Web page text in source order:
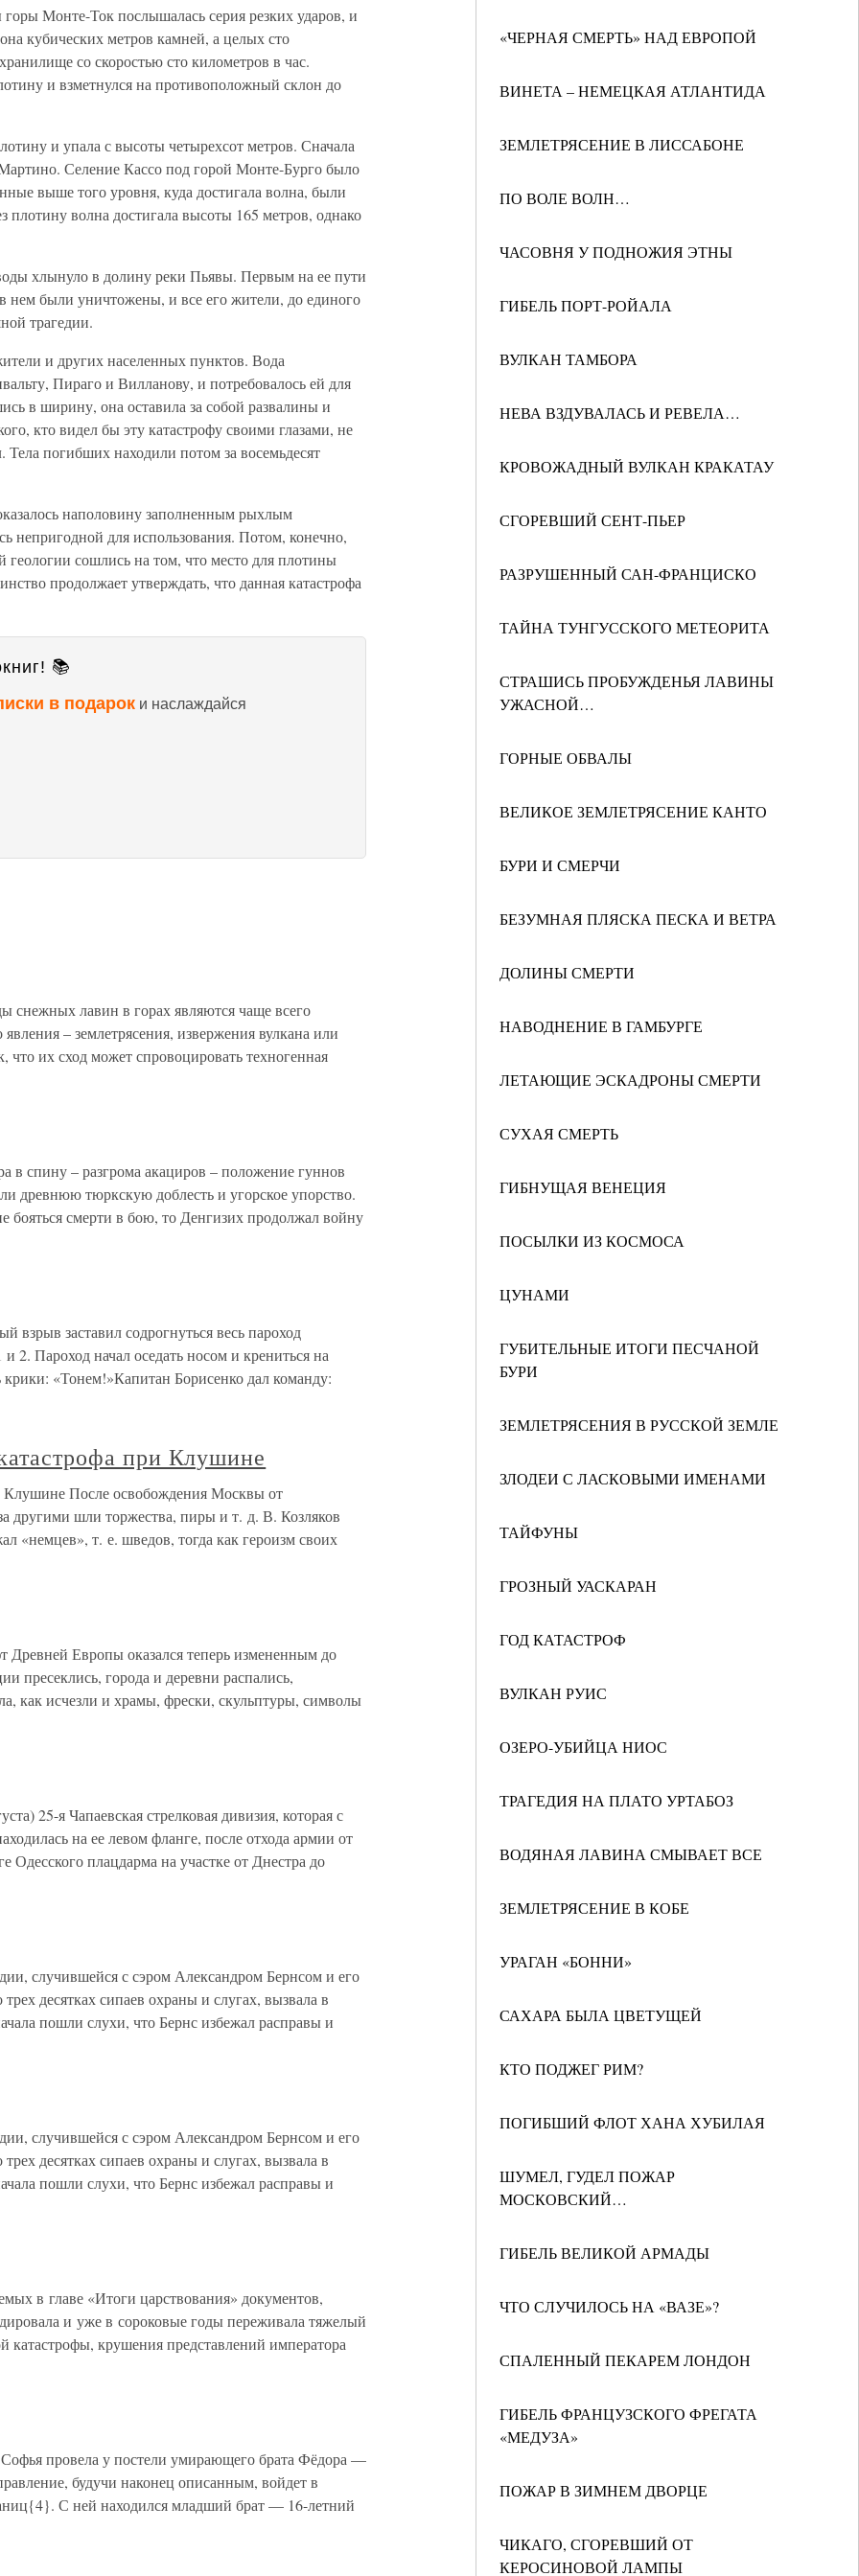
«ЧЕРНАЯ СМЕРТЬ» НАД ЕВРОПОЙ
ВИНЕТА – НЕМЕЦКАЯ АТЛАНТИДА
ЗЕМЛЕТРЯСЕНИЕ В ЛИССАБОНЕ
ПО ВОЛЕ ВОЛН…
ЧАСОВНЯ У ПОДНОЖИЯ ЭТНЫ
ГИБЕЛЬ ПОРТ-РОЙАЛА
ВУЛКАН ТАМБОРА
НЕВА ВЗДУВАЛАСЬ И РЕВЕЛА…
КРОВОЖАДНЫЙ ВУЛКАН КРАКАТАУ
СГОРЕВШИЙ СЕНТ-ПЬЕР
РАЗРУШЕННЫЙ САН-ФРАНЦИСКО
ТАЙНА ТУНГУССКОГО МЕТЕОРИТА
СТРАШИСЬ ПРОБУЖДЕНЬЯ ЛАВИНЫ
УЖАСНОЙ…
ГОРНЫЕ ОБВАЛЫ
ВЕЛИКОЕ ЗЕМЛЕТРЯСЕНИЕ КАНТО
БУРИ И СМЕРЧИ
БЕЗУМНАЯ ПЛЯСКА ПЕСКА И ВЕТРА
ДОЛИНЫ СМЕРТИ
НАВОДНЕНИЕ В ГАМБУРГЕ
ЛЕТАЮЩИЕ ЭСКАДРОНЫ СМЕРТИ
СУХАЯ СМЕРТЬ
ГИБНУЩАЯ ВЕНЕЦИЯ
ПОСЫЛКИ ИЗ КОСМОСА
ЦУНАМИ
ГУБИТЕЛЬНЫЕ ИТОГИ ПЕСЧАНОЙ
БУРИ
ЗЕМЛЕТРЯСЕНИЯ В РУССКОЙ ЗЕМЛЕ
ЗЛОДЕИ С ЛАСКОВЫМИ ИМЕНАМИ
ТАЙФУНЫ
ГРОЗНЫЙ УАСКАРАН
ГОД КАТАСТРОФ
ВУЛКАН РУИС
ОЗЕРО-УБИЙЦА НИОС
ТРАГЕДИЯ НА ПЛАТО УРТАБОЗ
ВОДЯНАЯ ЛАВИНА СМЫВАЕТ ВСЕ
ЗЕМЛЕТРЯСЕНИЕ В КОБЕ
УРАГАН «БОННИ»
САХАРА БЫЛА ЦВЕТУЩЕЙ
КТО ПОДЖЕГ РИМ?
ПОГИБШИЙ ФЛОТ ХАНА ХУБИЛАЯ
ШУМЕЛ, ГУДЕЛ ПОЖАР
МОСКОВСКИЙ…
ГИБЕЛЬ ВЕЛИКОЙ АРМАДЫ
ЧТО СЛУЧИЛОСЬ НА «ВАЗЕ»?
СПАЛЕННЫЙ ПЕКАРЕМ ЛОНДОН
ГИБЕЛЬ ФРАНЦУЗСКОГО ФРЕГАТА
«МЕДУЗА»
ПОЖАР В ЗИМНЕМ ДВОРЦЕ
ЧИКАГО, СГОРЕВШИЙ ОТ
КЕРОСИНОВОЙ ЛАМПЫ
Монте-Ток послышалась серия резких ударов, и
кубических метров камней, а целых сто
со скоростью сто километров в час.
и взметнулся на противоположный склон до
и упала с высоты четырехсот метров. Сначала
Селение Кассо под горой Монте-Бурго было
выше того уровня, куда достигала волна, были
плотину волна достигала высоты 165 метров, однако
хлынуло в долину реки Пьявы. Первым на ее пути
нем были уничтожены, и все его жители, до единого
трагедии.
и других населенных пунктов. Вода
Пираго и Вилланову, и потребовалось ей для
в ширину, она оставила за собой развалины и
кто видел бы эту катастрофу своими глазами, не
погибших находили потом за восемьдесят
наполовину заполненным рыхлым
непригодной для использования. Потом, конечно,
сошлись на том, что место для плотины
продолжает утверждать, что данная катастрофа
📚
в подарок и наслаждайся
снежных лавин в горах являются чаще всего
– землетрясения, извержения вулкана или
их сход может спровоцировать техногенная
спину – разгрома акациров – положение гуннов
древнюю тюркскую доблесть и угорское упорство.
бояться смерти в бою, то Денгизих продолжал войну
взрыв заставил содрогнуться весь пароход
Пароход начал оседать носом и крениться на
«Тонем!»Капитан Борисенко дал команду:
при Клушине
Клушине После освобождения Москвы от
другими шли торжества, пиры и т. д. В. Козляков
«немцев», т. е. шведов, тогда как героизм своих
Древней Европы оказался теперь измененным до
пресеклись, города и деревни распались,
как исчезли и храмы, фрески, скульптуры, символы
25-я Чапаевская стрелковая дивизия, которая с
на ее левом фланге, после отхода армии от
Одесского плацдарма на участке от Днестра до
случившейся с сэром Александром Бернсом и его
десятках сипаев охраны и слугах, вызвала в
пошли слухи, что Бернс избежал расправы и
случившейся с сэром Александром Бернсом и его
десятках сипаев охраны и слугах, вызвала в
пошли слухи, что Бернс избежал расправы и
в главе «Итоги царствования» документов,
и уже в сороковые годы переживала тяжелый
катастрофы, крушения представлений императора
провела у постели умирающего брата Фёдора —
будучи наконец описанным, войдет в
С ней находился младший брат — 16-летний